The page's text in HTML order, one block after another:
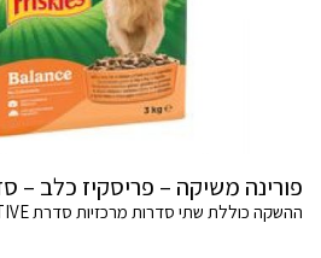
פורינה משיקה – פריסקיז כלב –
ההשקה כוללת שתי סדרות מרכזיות סדרת ACTIVE וסדרת BALANCE